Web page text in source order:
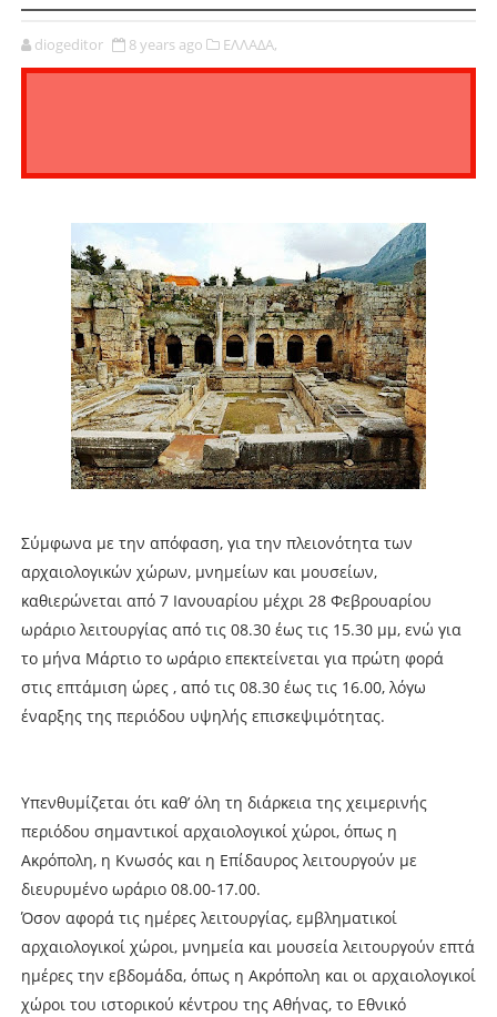
diogeditor 8 years ago ΕΛΛΑΔΑ,
Σύμφωνα με την απόφαση, για την πλειονότητα των
αρχαιολογικών χώρων, μνημείων και μουσείων,
καθιερώνεται από 7 Ιανουαρίου μέχρι 28 Φεβρουαρίου
ωράριο λειτουργίας από τις 08.30 έως τις 15.30 μμ, ενώ για
το μήνα Μάρτιο το ωράριο επεκτείνεται για πρώτη φορά
στις επτάμιση ώρες , από τις 08.30 έως τις 16.00, λόγω
έναρξης της περιόδου υψηλής επισκεψιμότητας.
Υπενθυμίζεται ότι καθ’ όλη τη διάρκεια της χειμερινής
περιόδου σημαντικοί αρχαιολογικοί χώροι, όπως η
Ακρόπολη, η Κνωσός και η Επίδαυρος λειτουργούν με
διευρυμένο ωράριο 08.00-17.00.
Όσον αφορά τις ημέρες λειτουργίας, εμβληματικοί
αρχαιολογικοί χώροι, μνημεία και μουσεία λειτουργούν επτά
ημέρες την εβδομάδα, όπως η Ακρόπολη και οι αρχαιολογικοί
χώροι του ιστορικού κέντρου της Αθήνας, το Εθνικό